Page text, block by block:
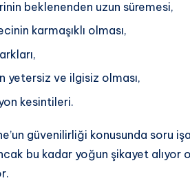
beklenenden uzun süremesi,
karmaşıklı olması,
yetersiz ve ilgisiz olması,
kesintileri.
güvenilirliği konusunda soru
bu kadar yoğun şikayet